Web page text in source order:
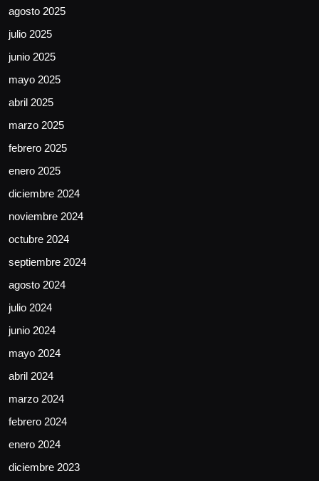
agosto 2025
julio 2025
junio 2025
mayo 2025
abril 2025
marzo 2025
febrero 2025
enero 2025
diciembre 2024
noviembre 2024
octubre 2024
septiembre 2024
agosto 2024
julio 2024
junio 2024
mayo 2024
abril 2024
marzo 2024
febrero 2024
enero 2024
diciembre 2023